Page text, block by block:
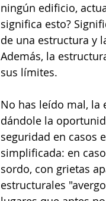
ningún edificio,
significa esto?
de una estructura y
Además, la
sus límites.
No has leído mal, la
dándole la
seguridad en casos
simplificada: en
sordo, con grietas
estructurales